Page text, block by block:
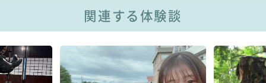
関連する体験談